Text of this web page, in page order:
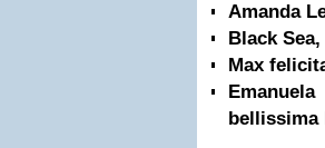
Amanda
Black
Max
bellissima